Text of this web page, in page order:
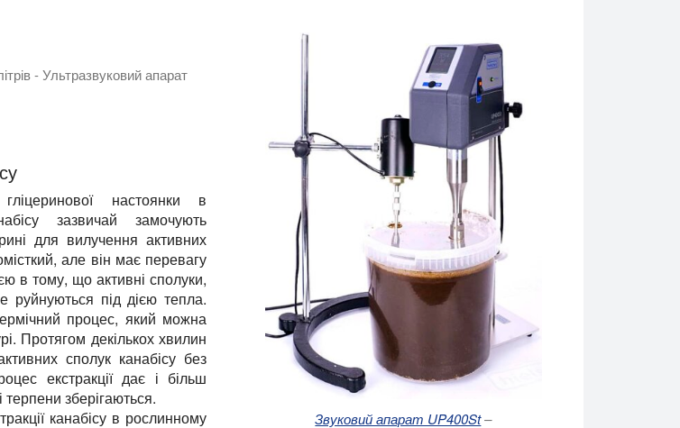
- Ультразвуковий апарат
екстракції рослинних компонентів.
настоянки в
зазвичай замочують
для вилучення активних
але він має перевагу
в тому, що активні сполуки,
під дією тепла.
процес, який можна
Протягом декількох хвилин
сполук канабісу без
екстракції дає і більш
зберігаються.
канабісу в рослинному
Звуковий апарат UP400St–